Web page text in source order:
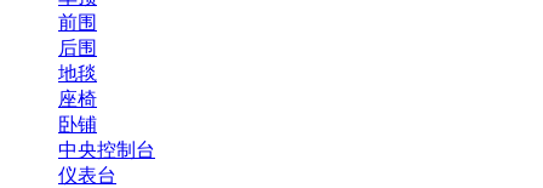
前围
后围
地毯
座椅
卧铺
中央控制台
仪表台